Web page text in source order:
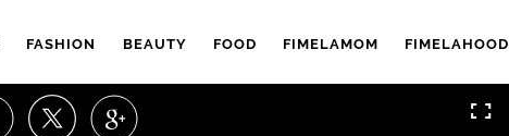
FASHION BEAUTY FOOD FIMELAMOM FIMELAHOOD